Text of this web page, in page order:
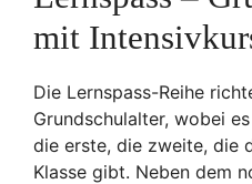
mit
Die Lernspass-Reihe
Grundschulalter, wobei
die erste, die zweite, die
Klasse gibt. Neben dem